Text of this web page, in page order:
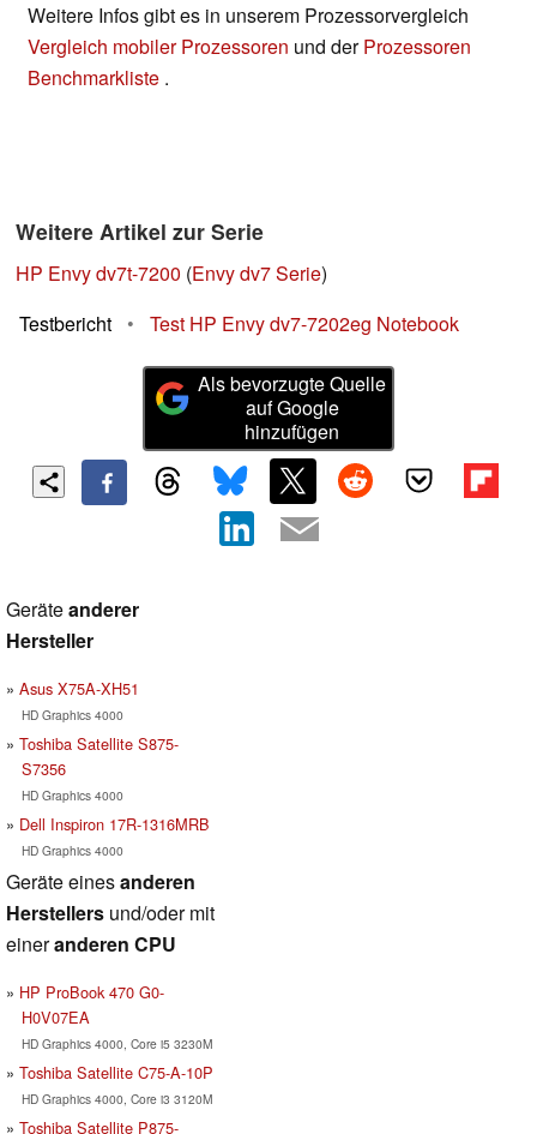
Weitere Infos gibt es in unserem Prozessorvergleich
Vergleich mobiler Prozessoren und derProzessoren
Benchmarkliste .
Weitere Artikel zur Serie
HP Envy dv7t-7200 (Envy dv7 Serie)
Testbericht
• Test HP Envy dv7-7202eg Notebook
Als bevorzugte Quelle
auf Google
hinzufügen
Geräteanderer
Hersteller
Asus X75A-XH51
HD Graphics 4000
Toshiba Satellite S875-
S7356
HD Graphics 4000
Dell Inspiron 17R-1316MRB
HD Graphics 4000
Geräte einesanderen
Herstellers und/oder mit
eineranderen CPU
HP ProBook 470 G0-
H0V07EA
HD Graphics 4000, Core i5 3230M
Toshiba Satellite C75-A-10P
HD Graphics 4000, Core i3 3120M
Toshiba Satellite P875-